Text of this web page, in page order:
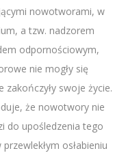
nowotworami, w
a tzw. nadzorem
odpornościowym,
nie mogły się
swoje życie.
że nowotwory nie
do upośledzenia tego
osłabieniu